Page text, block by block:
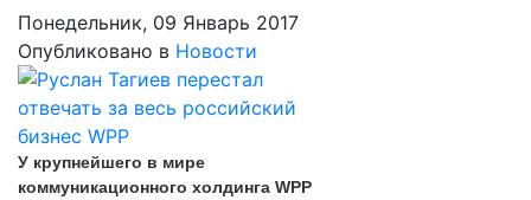
Понедельник, 09 Январь 2017
Опубликовано в Новости
У крупнейшего в мире
коммуникационного холдинга WPP